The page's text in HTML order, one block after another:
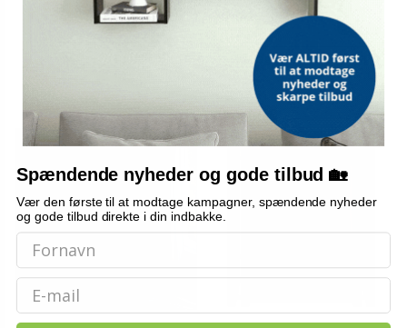
Vis
På lager
TILBUD TILBUD
Spændende nyheder og gode tilbud 🏡
Vær den første til at modtage kampagner, spændende nyheder
og gode tilbud direkte i din indbakke.
Email